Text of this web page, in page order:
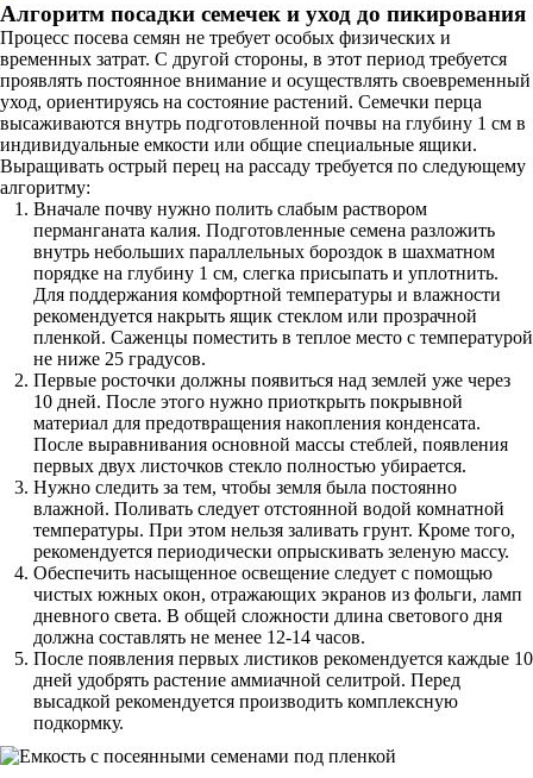
Алгоритм посадки семечек и уход до пикирования
Процесс посева семян не требует особых физических и
временных затрат. С другой стороны, в этот период требуется
проявлять постоянное внимание и осуществлять своевременный
уход, ориентируясь на состояние растений. Семечки перца
высаживаются внутрь подготовленной почвы на глубину 1 см в
индивидуальные емкости или общие специальные ящики.
Выращивать острый перец на рассаду требуется по следующему
алгоритму:
Вначале почву нужно полить слабым раствором
перманганата калия. Подготовленные семена разложить
внутрь небольших параллельных бороздок в шахматном
порядке на глубину 1 см, слегка присыпать и уплотнить.
Для поддержания комфортной температуры и влажности
рекомендуется накрыть ящик стеклом или прозрачной
пленкой. Саженцы поместить в теплое место с температурой
не ниже 25 градусов.
Первые росточки должны появиться над землей уже через
10 дней. После этого нужно приоткрыть покрывной
материал для предотвращения накопления конденсата.
После выравнивания основной массы стеблей, появления
первых двух листочков стекло полностью убирается.
Нужно следить за тем, чтобы земля была постоянно
влажной. Поливать следует отстоянной водой комнатной
температуры. При этом нельзя заливать грунт. Кроме того,
рекомендуется периодически опрыскивать зеленую массу.
Обеспечить насыщенное освещение следует с помощью
чистых южных окон, отражающих экранов из фольги, ламп
дневного света. В общей сложности длина светового дня
должна составлять не менее 12-14 часов.
После появления первых листиков рекомендуется каждые 10
дней удобрять растение аммиачной селитрой. Перед
высадкой рекомендуется производить комплексную
подкормку.